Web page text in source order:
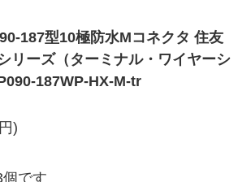
187型10極防水Mコネクタ 住友
リーズ（ターミナル・ワイヤーシ
187WP-HX-M-tr
)
です